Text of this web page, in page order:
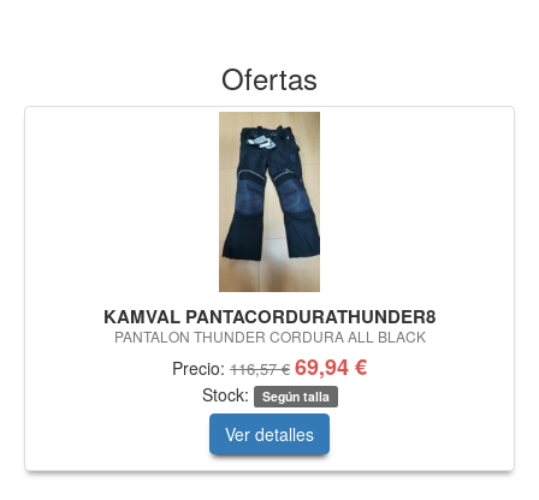
Ofertas
KAMVAL PANTACORDURATHUNDER8
PANTALON THUNDER CORDURA ALL BLACK
Precio: 116,57 € 69,94 €
Stock: Según talla
Ver detalles